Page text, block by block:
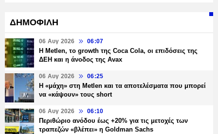
ΔΗΜΟΦΙΛΗ
06 Αυγ 2026 06:07
H Metlen, το growth της Coca Cola, οι επιδόσεις της
ΔΕΗ και η άνοδος της Avax
06 Αυγ 2026 06:25
H «μάχη» στη Metlen και τα αποτελέσματα που μπορεί
να «κάψουν» τους short
06 Αυγ 2026 06:10
Περιθώριο ανόδου έως +20% για τις μετοχές των
τραπεζών «βλέπει» η Goldman Sachs